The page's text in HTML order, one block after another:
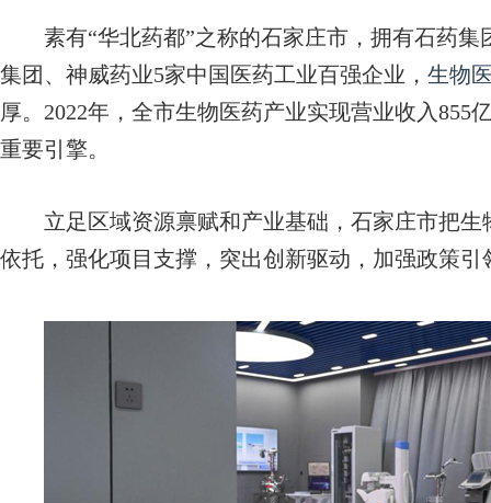
素有“华北药都”之称的石家庄市，拥有石药集
集团、神威药业5家中国医药工业百强企业， 生物
厚。2022年，全市生物医药产业实现营业收入855
重要引擎。
立足区域资源禀赋和产业基础，石家庄市把生
依托，强化项目支撑，突出创新驱动，加强政策